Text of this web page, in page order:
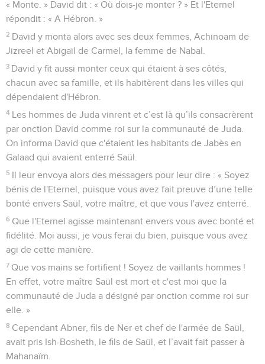
« Monte. » David dit : « Où dois-je monter ? » Et l'Eternel
répondit : « A Hébron. »
2 David y monta alors avec ses deux femmes, Achinoam de
Jizreel et Abigaïl de Carmel, la femme de Nabal.
3 David y fit aussi monter ceux qui étaient à ses côtés,
chacun avec sa famille, et ils habitèrent dans les villes qui
dépendaient d'Hébron.
4 Les hommes de Juda vinrent et c’est là qu’ils consacrèrent
par onction David comme roi sur la communauté de Juda.
On informa David que c'étaient les habitants de Jabès en
Galaad qui avaient enterré Saül.
5 Il leur envoya alors des messagers pour leur dire : « Soyez
bénis de l'Eternel, puisque vous avez fait preuve d’une telle
bonté envers Saül, votre maître, et que vous l'avez enterré.
6 Que l'Eternel agisse maintenant envers vous avec bonté et
fidélité. Moi aussi, je vous ferai du bien, puisque vous avez
agi de cette manière.
7 Que vos mains se fortifient ! Soyez de vaillants hommes !
En effet, votre maître Saül est mort et c'est moi que la
communauté de Juda a désigné par onction comme roi sur
elle. »
8 Cependant Abner, fils de Ner et chef de l'armée de Saül,
avait pris Ish-Bosheth, le fils de Saül, et l’avait fait passer à
Mahanaïm.